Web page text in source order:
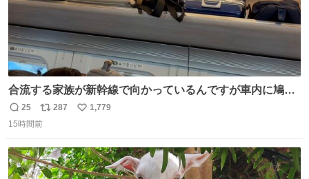
合流する家族が新幹線で向かっているんですが車内に鳩が
乗車してしまったようで 捕獲の為那須塩原で10分停止した
ようで🤣無事降車👏しかし乗り継ぎが間に合わなくなって
返
信
25
リ
ポ
ト
数
287
い
数
1,779
15時間前